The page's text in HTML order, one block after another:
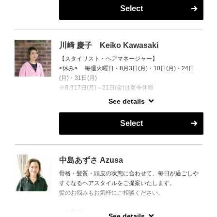
月曜日に小原が出勤する日は、10:00〜18:00まで営業
いたします。
ちょっとした髪型の悩みなどご相談下さい！お客様の
ライフスタイルに合った髪型を相談して決めましょ
う。
毎日のスタイリングやセットがやりやすくなるような
髪型にしましょう！！
お話するのも好きなのでお話し好きな方も是非♪
Select
川﨑 慶子 Keiko Kawasaki
【スタイリスト・ヘアマネージャー】
<休み> 毎週火曜日・8月3日(月)・10日(月)・24日
(月)・31日(月)
※8月17日(月)～21日(金)は夏季休暇
日々進化を忘れずに笑顔でお待ちしております★
See details
Select
中島あずさ Azusa
骨格・髪質・頭皮の状態に合わせて、毎日が過ごしや
すくなるヘアスタイルをご提案いたします。
髪のお悩みもお気軽にご相談ください。